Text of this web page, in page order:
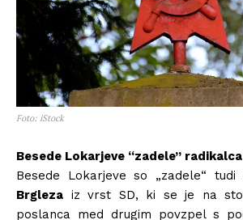
Foto: iStock
Besede Lokarjeve “zadele”
Besede Lokarjeve so „zadele“ tudi
Brgleza iz vrst SD, ki se je na
poslanca med drugim povzpel s